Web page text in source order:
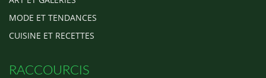
MODE ET TENDANCES
CUISINE ET RECETTES
RACCOURCIS